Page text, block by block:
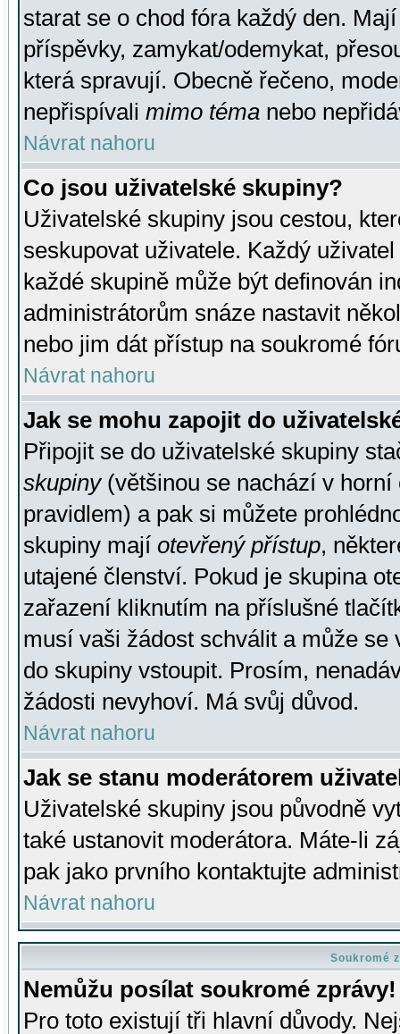
starat se o chod fóra každý den.
příspěvky, zamykat/odemykat,
která spravují. Obecně řečeno,
nepřispívali mimo téma nebo
Návrat nahoru
Co jsou uživatelské skupiny?
Uživatelské skupiny jsou cestou,
seskupovat uživatele. Každý
každé skupině může být definován
administrátorům snáze nastavit
nebo jim dát přístup na soukromé
Návrat nahoru
Jak se mohu zapojit do
Připojit se do uživatelské skupiny
skupiny(většinou se nachází v horní
pravidlem) a pak si můžete
skupiny mají otevřený přístup,
utajené členství. Pokud je skupina
zařazení kliknutím na příslušné
musí vaši žádost schválit a může se
do skupiny vstoupit. Prosím,
žádosti nevyhoví. Má svůj důvod.
Návrat nahoru
Jak se stanu moderátorem
Uživatelské skupiny jsou původně
také ustanovit moderátora. Máte-li
pak jako prvního kontaktujte
Návrat nahoru
Soukromé
Nemůžu posílat soukromé zprávy!
Pro toto existují tři hlavní důvody.